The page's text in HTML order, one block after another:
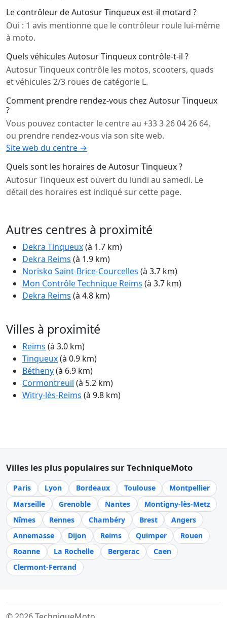
Le contrôleur de Autosur Tinqueux est-il motard ?
Oui : 1 avis mentionne que le contrôleur roule lui-même
à moto.
Quels véhicules Autosur Tinqueux contrôle-t-il ?
Autosur Tinqueux contrôle les motos, scooters, quads
et véhicules 2/3 roues de catégorie L.
Comment prendre rendez-vous chez Autosur Tinqueux
?
Vous pouvez contacter le centre au +33 3 26 04 26 64,
ou prendre rendez-vous via son site web.
Site web du centre →
Quels sont les horaires de Autosur Tinqueux ?
Autosur Tinqueux est ouvert du lundi au samedi. Le
détail des horaires est indiqué sur cette page.
Autres centres à proximité
Dekra Tinqueux(à 1.7 km)
Dekra Reims (à 1.9 km)
Norisko Saint-Brice-Courcelles (à 3.7 km)
Mon Contrôle Technique Reims (à 3.7 km)
Dekra Reims (à 4.8 km)
Villes à proximité
Reims (à 3.0 km)
Tinqueux(à 0.9 km)
Bétheny(à 6.9 km)
Cormontreuil (à 5.2 km)
Witry-lès-Reims (à 9.8 km)
Villes les plus populaires sur TechniqueMoto
Paris Lyon Bordeaux Toulouse
Montpellier
Marseille
Grenoble Nantes
Montigny-lès-Metz
Nîmes
Rennes Chambéry Brest
Angers
Annemasse
Dijon Reims Quimper
Rouen
Roanne
La Rochelle Bergerac
Caen
Clermont-Ferrand